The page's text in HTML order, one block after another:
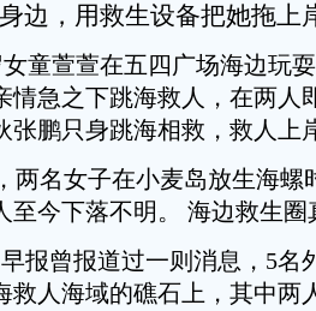
边，用救生设备把她拖上
童萱萱在五四广场海边玩
情急之下跳海救人，在两人
张鹏只身跳海相救，救人上
两名女子在小麦岛放生海螺
至今下落不明。 海边救生圈
报曾报道过一则消息，5名
救人海域的礁石上，其中两